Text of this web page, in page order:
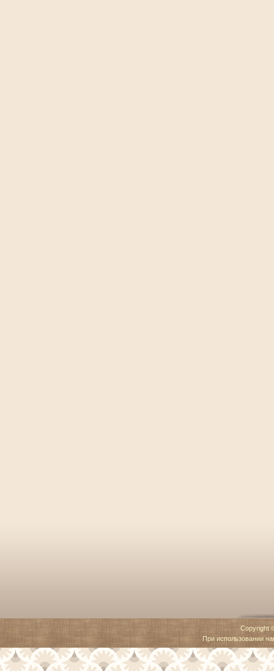
Copyright
При использовании